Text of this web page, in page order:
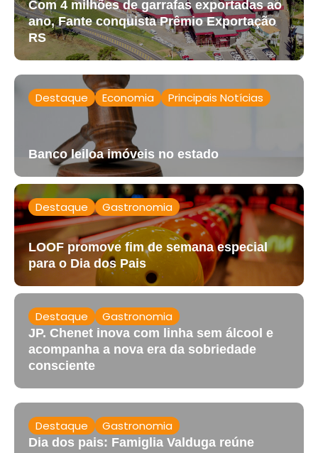
Com 4 milhões de garrafas exportadas ao
ano, Fante conquista Prêmio Exportação
RS
Destaque Economia Principais Notícias
Banco leiloa imóveis no estado
Destaque Gastronomia
LOOF promove fim de semana especial
para o Dia dos Pais
Destaque Gastronomia
JP. Chenet inova com linha sem álcool e
acompanha a nova era da sobriedade
consciente
Destaque Gastronomia
Dia dos pais: Famiglia Valduga reúne